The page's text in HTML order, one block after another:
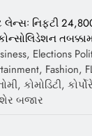
લેન્સઃ નિફ્ટી
Elections
Fashion,
કોમોડિટી,
બજાર